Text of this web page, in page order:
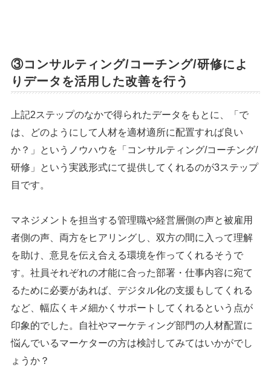
③コンサルティング/コーチング/研修によ
りデータを活用した改善を行う
上記2ステップのなかで得られたデータをもとに、「で
は、どのようにして人材を適材適所に配置すれば良い
か？」というノウハウを「コンサルティング/コーチング/
研修」という実践形式にて提供してくれるのが3ステップ
目です。
マネジメントを担当する管理職や経営層側の声と被雇用
者側の声、両方をヒアリングし、双方の間に入って理解
を助け、意見を伝え合える環境を作ってくれるそうで
す。社員それぞれの才能に合った部署・仕事内容に宛て
るために必要があれば、デジタル化の支援もしてくれる
など、幅広くキメ細かくサポートしてくれるという点が
印象的でした。自社やマーケティング部門の人材配置に
悩んでいるマーケターの方は検討してみてはいかがでし
ょうか？